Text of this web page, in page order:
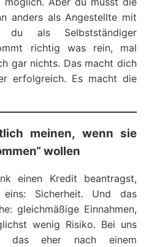
anders als Angestellte mit
als Selbstständiger
richtig was rein, mal
gar nichts. Das macht dich
erfolgreich. Es macht die
meinen, wenn sie
wollen
einen Kredit beantragst,
Sicherheit. Und das
gleichmäßige Einnahmen,
wenig Risiko. Bei uns
das eher nach einem